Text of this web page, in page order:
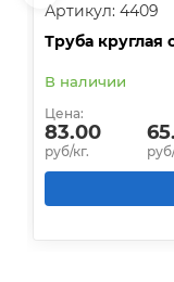
Артикул: 4409
Труба круглая
В наличии
Цена:
83.00
руб/кг.